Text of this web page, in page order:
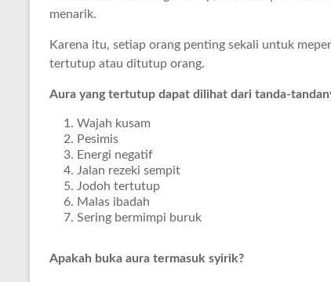
menarik.
Karena itu, setiap orang penting sekali untuk
tertutup atau ditutup orang.
Aura yang tertutup dapat dilihat dari tanda-
Wajah kusam
Pesimis
Energi negatif
Jalan rezeki sempit
Jodoh tertutup
Malas ibadah
Sering bermimpi buruk
Apakah buka aura termasuk syirik?